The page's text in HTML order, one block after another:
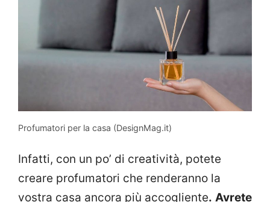
Profumatori per la casa (DesignMag.it)
Infatti, con un po’ di creatività, potete
creare profumatori che renderanno la
vostra casa ancora più accogliente. Avrete